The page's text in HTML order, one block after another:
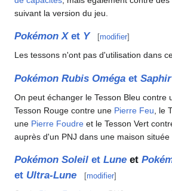
suivant la version du jeu.
Pokémon Xet Y [modifier]
Les tessons n'ont pas d'utilisation dans
Pokémon Rubis Oméga et
On peut échanger le Tesson Bleu contre
Tesson Rouge contre une Pierre Feu , le
une Pierre Foudre et le Tesson Vert
auprès d'un PNJ dans une maison située
Pokémon Soleil et Lune et
et Ultra-Lune [modifier]